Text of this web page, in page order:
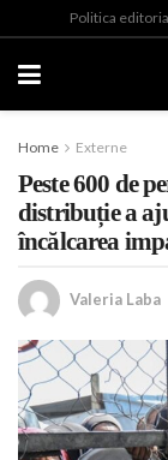
Politica
Home Externe
Peste 600 de
distribuție a
încălcarea
Valeria Laba